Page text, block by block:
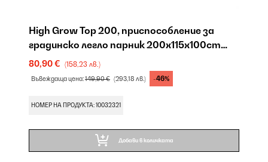
High Grow Top 200, приспособление за
градинско легло парник 200x115x100cm
стоманена тръба PVC
80,90 € (158,23 лв.)
Въвеждаща цена:149,90 € (293,18 лв.) -46%
НОМЕР НА ПРОДУКТА: 10032321
Добави в количката